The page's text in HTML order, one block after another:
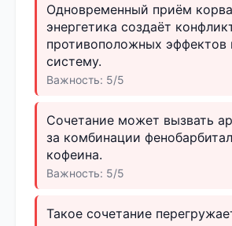
Одновременный приём
энергетика создаёт
противоположных эффектов
систему.
Важность: 5/5
Сочетание может вызвать
за комбинации
кофеина.
Важность: 5/5
Такое сочетание